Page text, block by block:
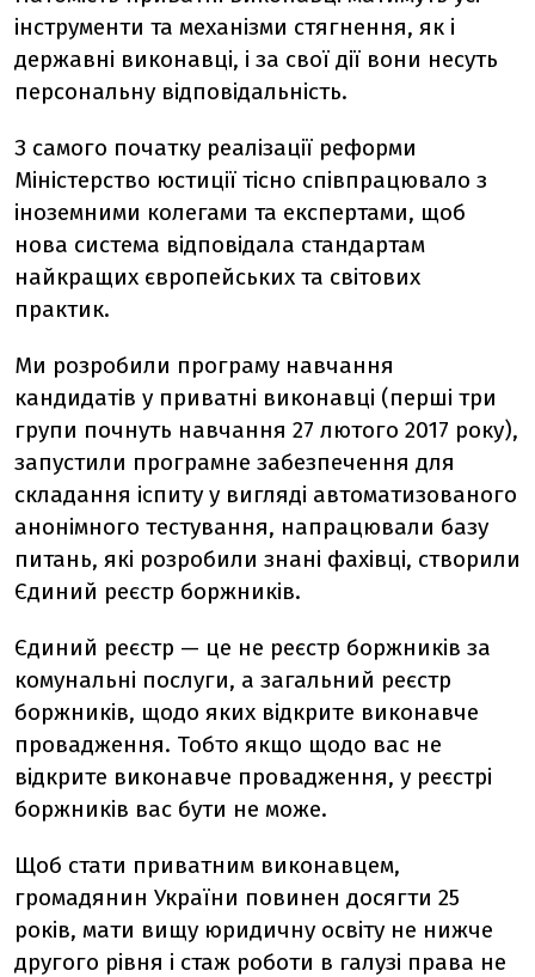
інструменти та механізми стягнення, як і
державні виконавці, і за свої дії вони несуть
персональну відповідальність.
З самого початку реалізації реформи
Міністерство юстиції тісно співпрацювало з
іноземними колегами та експертами, щоб
нова система відповідала стандартам
найкращих європейських та світових
практик.
Ми розробили програму навчання
кандидатів у приватні виконавці (перші три
групи почнуть навчання 27 лютого 2017 року),
запустили програмне забезпечення для
складання іспиту у вигляді автоматизованого
анонімного тестування, напрацювали базу
питань, які розробили знані фахівці, створили
Єдиний реєстр боржників.
Єдиний реєстр — це не реєстр боржників за
комунальні послуги, а загальний реєстр
боржників, щодо яких відкрите виконавче
провадження. Тобто якщо щодо вас не
відкрите виконавче провадження, у реєстрі
боржників вас бути не може.
Щоб стати приватним виконавцем,
громадянин України повинен досягти 25
років, мати вищу юридичну освіту не нижче
другого рівня і стаж роботи в галузі права не